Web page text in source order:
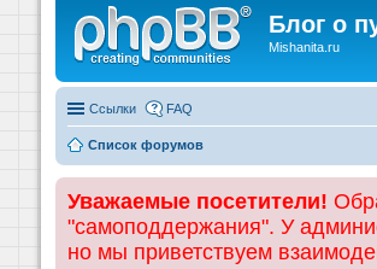
Блог о
Mishanita.ru
Ссылки FAQ
Список форумов
Уважаемые посетители!
"самоподдержания". У
но мы приветствуем